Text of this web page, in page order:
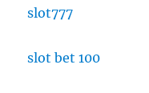
slot777
slot bet 100